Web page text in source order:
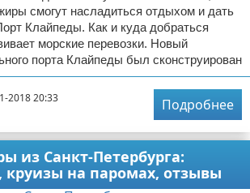
отдыха
отдых
смогут насладиться отдыхом и дать
Клайпеды. Как и куда добраться
морские перевозки. Новый
порта Клайпеды был сконструирован
2018 20:33
Подробнее
из Санкт-Петербурга:
круизы на паромах, отзывы